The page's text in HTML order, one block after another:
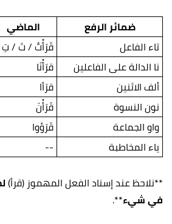
ضمائر الرفع
الماضي
تاء الفاعل
قَرَأْتُ / تَ / تِ
نا الدالة على الفاعلين
قرَأْنَا
ألف الاثنين
قرَأا
نون النسوة
قَرَأْنَ
واو الجماعة
قَرَؤوا
ياء المخاطبة
--
**نلاحظ عند إسناد الفعل المهموز (قرأ)
في شيء**.